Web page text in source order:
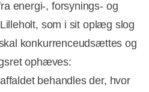
energi-, forsynings- og
som i sit oplæg slog
konkurrenceudsættes og
ophæves:
behandles der, hvor